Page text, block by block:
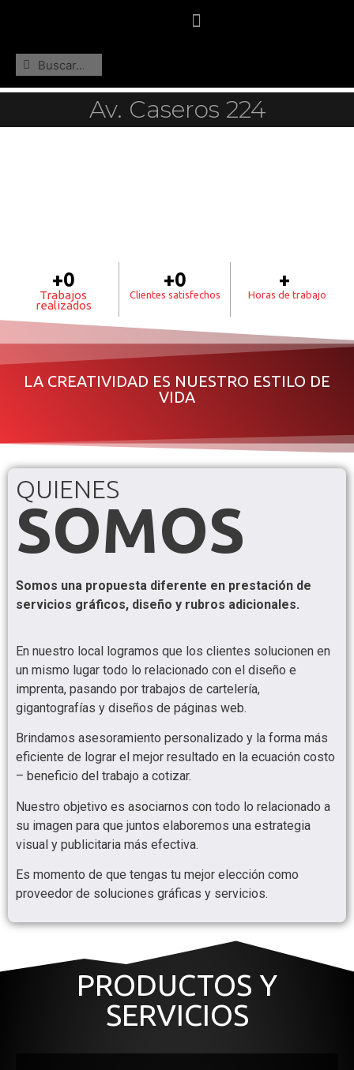
Av. Caseros 224
+0
Trabajos
realizados
+0
Clientes satisfechos
+
Horas de trabajo
LA CREATIVIDAD ES NUESTRO ESTILO DE
VIDA
QUIENES
SOMOS
Somos una propuesta diferente en prestación de
servicios gráficos, diseño y rubros adicionales.
En nuestro local logramos que los clientes solucionen en
un mismo lugar todo lo relacionado con el diseño e
imprenta, pasando por trabajos de cartelería,
gigantografías y diseños de páginas web.
Brindamos asesoramiento personalizado y la forma más
eficiente de lograr el mejor resultado en la ecuación costo
– beneficio del trabajo a cotizar.
Nuestro objetivo es asociarnos con todo lo relacionado a
su imagen para que juntos elaboremos una estrategia
visual y publicitaria más efectiva.
Es momento de que tengas tu mejor elección como
proveedor de soluciones gráficas y servicios.
PRODUCTOS Y
SERVICIOS